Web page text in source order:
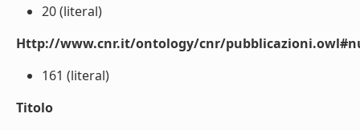
20 (literal)
Http://www.cnr.it/ontology/cnr/
161 (literal)
Titolo